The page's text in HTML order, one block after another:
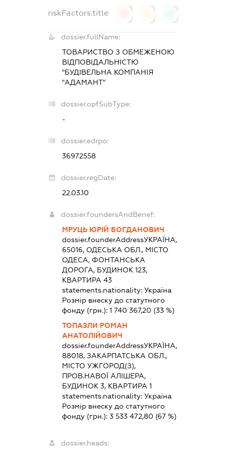
riskFactors.title
dossier.fullName:
ТОВАРИСТВО З ОБМЕЖЕНОЮ
ВІДПОВІДАЛЬНІСТЮ
"БУДІВЕЛЬНА КОМПАНІЯ
"АДАМАНТ"
dossier.opfSubType:
-
dossier.edrpo:
36972558
dossier.regDate:
22.03.10
dossier.foundersAndBenef:
МРУЦЬ ЮРІЙ БОГДАНОВИЧ
dossier.founderAddressУКРАЇНА,
65016, ОДЕСЬКА ОБЛ., МІСТО
ОДЕСА, ФОНТАНСЬКА
ДОРОГА, БУДИНОК 123,
КВАРТИРА 43
statements.nationality:Україна
Розмір внеску до статутного
фонду (грн.):1 740 367,20 (33 %)
ТОПАЗЛИ РОМАН
АНАТОЛІЙОВИЧ
dossier.founderAddressУКРАЇНА,
88018, ЗАКАРПАТСЬКА ОБЛ.,
МІСТО УЖГОРОД(З),
ПРОВ.НАВОЇ АЛІШЕРА,
БУДИНОК 3, КВАРТИРА 1
statements.nationality:Україна
Розмір внеску до статутного
фонду (грн.):3 533 472,80 (67 %)
dossier.heads: